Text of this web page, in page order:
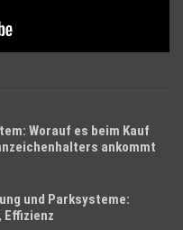
Worauf es beim Kauf
ankommt
und Parksysteme: